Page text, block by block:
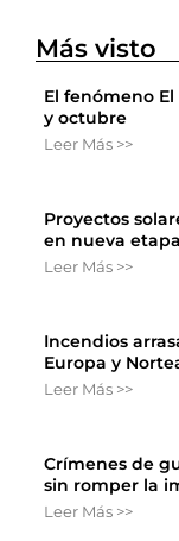
Más visto
El fenómeno
y octubre
Leer Más >>
Proyectos
en nueva etapa
Leer Más >>
Incendios
Europa y
Leer Más >>
Crímenes de
sin romper la
Leer Más >>